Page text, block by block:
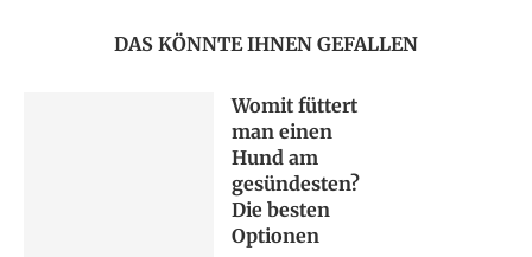
DAS KÖNNTE IHNEN GEFALLEN
Womit füttert
man einen
Hund am
gesündesten?
Die besten
Optionen